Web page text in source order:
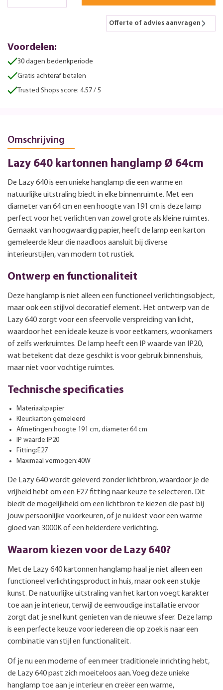
Offerte of advies aanvragen
Voordelen:
30 dagen bedenkperiode
Gratis achteraf betalen
Trusted Shops score: 4.57 / 5
Omschrijving
Lazy 640 kartonnen hanglamp Ø 64cm
De Lazy 640 is een unieke hanglamp die een warme en
natuurlijke uitstraling biedt in elke binnenruimte. Met een
diameter van 64 cm en een hoogte van 191 cm is deze lamp
perfect voor het verlichten van zowel grote als kleine ruimtes.
Gemaakt van hoogwaardig papier, heeft de lamp een karton
gemeleerde kleur die naadloos aansluit bij diverse
interieurstijlen, van modern tot rustiek.
Ontwerp en functionaliteit
Deze hanglamp is niet alleen een functioneel verlichtingsobject,
maar ook een stijlvol decoratief element. Het ontwerp van de
Lazy 640 zorgt voor een sfeervolle verspreiding van licht,
waardoor het een ideale keuze is voor eetkamers, woonkamers
of zelfs werkruimtes. De lamp heeft een IP waarde van IP20,
wat betekent dat deze geschikt is voor gebruik binnenshuis,
maar niet voor vochtige ruimtes.
Technische specificaties
Materiaal:papier
Kleur:karton gemeleerd
Afmetingen:hoogte 191 cm, diameter 64 cm
IP waarde:IP20
Fitting:E27
Maximaal vermogen:40W
De Lazy 640 wordt geleverd zonder lichtbron, waardoor je de
vrijheid hebt om een E27 fitting naar keuze te selecteren. Dit
biedt de mogelijkheid om een lichtbron te kiezen die past bij
jouw persoonlijke voorkeuren, of je nu kiest voor een warme
gloed van 3000K of een helderdere verlichting.
Waarom kiezen voor de Lazy 640?
Met de Lazy 640 kartonnen hanglamp haal je niet alleen een
functioneel verlichtingsproduct in huis, maar ook een stukje
kunst. De natuurlijke uitstraling van het karton voegt karakter
toe aan je interieur, terwijl de eenvoudige installatie ervoor
zorgt dat je snel kunt genieten van de nieuwe sfeer. Deze lamp
is een perfecte keuze voor iedereen die op zoek is naar een
combinatie van stijl en functionaliteit.
Of je nu een moderne of een meer traditionele inrichting hebt,
de Lazy 640 past zich moeiteloos aan. Voeg deze unieke
hanglamp toe aan je interieur en creëer een warme,